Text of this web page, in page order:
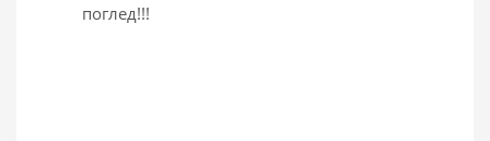
поглед!!!